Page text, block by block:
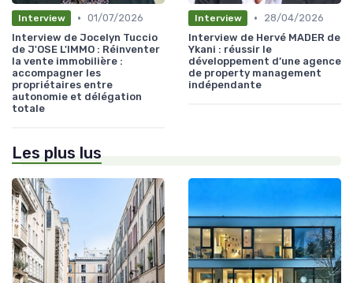
Interview • 01/07/2026
Interview de Jocelyn Tuccio
de J'OSE L'IMMO : Réinventer
la vente immobilière :
accompagner les
propriétaires entre
autonomie et délégation
totale
Interview •
28/04/2026
Interview de Hervé MADER de
Ykani : réussir le
développement d’une agence
de property management
indépendante
Les plus lus